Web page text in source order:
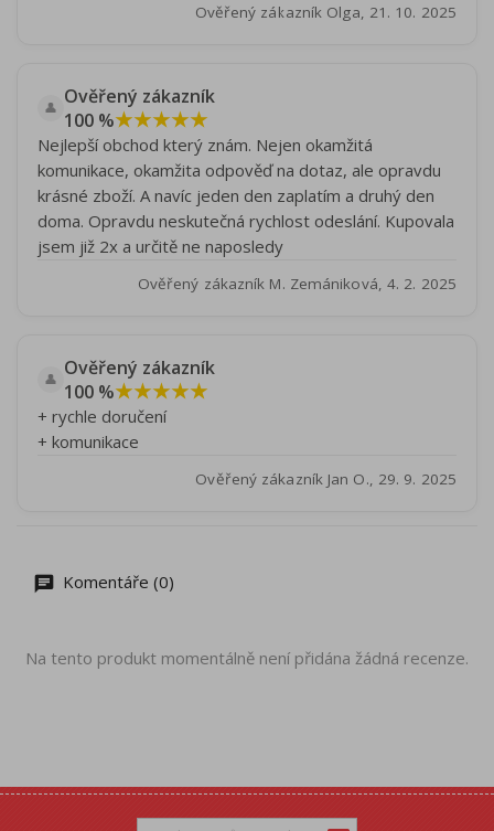
Ověřený zákazník Olga, 21. 10. 2025
👤 Ověřený zákazník
100 %★★★★★
Nejlepší obchod který znám. Nejen okamžitá
komunikace, okamžita odpověď na dotaz, ale opravdu
krásné zboží. A navíc jeden den zaplatím a druhý den
doma. Opravdu neskutečná rychlost odeslání. Kupovala
jsem již 2x a určitě ne naposledy
Ověřený zákazník M. Zemániková, 4. 2. 2025
👤 Ověřený zákazník
100 %★★★★★
+ rychle doručení
+ komunikace
Ověřený zákazník Jan O., 29. 9. 2025
Komentáře (0)
Na tento produkt momentálně není přidána žádná recenze.